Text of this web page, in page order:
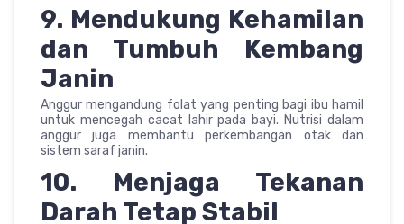
9. Mendukung Kehamilan
dan Tumbuh Kembang
Janin
Anggur mengandung folat yang penting bagi ibu hamil
untuk mencegah cacat lahir pada bayi. Nutrisi dalam
anggur juga membantu perkembangan otak dan
sistem saraf janin.
10. Menjaga Tekanan
Darah Tetap Stabil